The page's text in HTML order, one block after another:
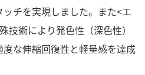
チを実現しました。また<エ
技術により発色性（深色性）
な伸縮回復性と軽量感を達成